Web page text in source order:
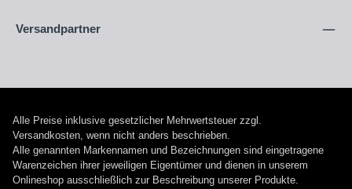
Versandpartner
Alle Preise inklusive gesetzlicher Mehrwertsteuer zzgl.
Versandkosten, wenn nicht anders beschrieben.
Alle genannten Markennamen und Bezeichnungen sind eingetragene
Warenzeichen ihrer jeweiligen Eigentümer und dienen in unserem
Onlineshop ausschließlich zur Beschreibung unserer Produkte.